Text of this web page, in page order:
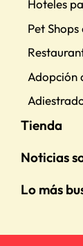
Hoteles
Pet
Adopción
Tienda
Noticias
Lo más